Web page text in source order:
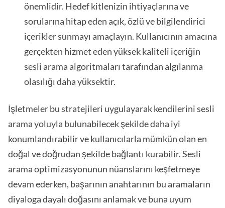
önemlidir. Hedef kitlenizin ihtiyaçlarına ve
sorularına hitap eden açık, özlü ve bilgilendirici
içerikler sunmayı amaçlayın. Kullanıcının amacına
gerçekten hizmet eden yüksek kaliteli içeriğin
sesli arama algoritmaları tarafından algılanma
olasılığı daha yüksektir.
İşletmeler bu stratejileri uygulayarak kendilerini sesli
arama yoluyla bulunabilecek şekilde daha iyi
konumlandırabilir ve kullanıcılarla mümkün olan en
doğal ve doğrudan şekilde bağlantı kurabilir. Sesli
arama optimizasyonunun nüanslarını keşfetmeye
devam ederken, başarının anahtarının bu aramaların
diyaloga dayalı doğasını anlamak ve buna uyum